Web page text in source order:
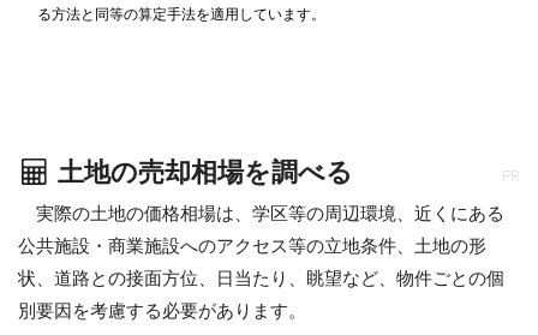
る方法と同等の算定手法を適用しています。
土地の売却相場を調べる PR
実際の土地の価格相場は、学区等の周辺環境、近くにある
公共施設・商業施設へのアクセス等の立地条件、土地の形
状、道路との接面方位、日当たり、眺望など、物件ごとの個
別要因を考慮する必要があります。